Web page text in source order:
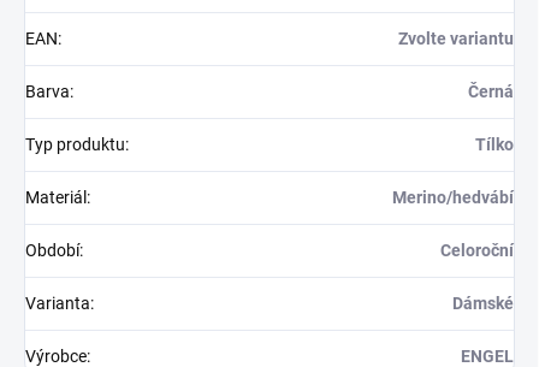
EAN: Zvolte variantu
Barva: Černá
Typ produktu: Tílko
Materiál : Merino/hedvábí
Období: Celoroční
Varianta: Dámské
Výrobce: ENGEL